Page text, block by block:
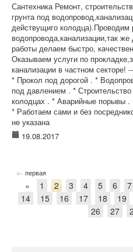
Сантехника Ремонт,
грунта под
действущиго колодца).Проводим
водопровода,канализации,так
работы делаем быстро,
Оказываем услуги по
канализации в частном секторе!
* Прокол под дорогой . *
под давлением . *
колодцах . * Аварийные порывы .
* Работаем сами и без
не указана
19.08.2017
← первая
« 1 2 3 4 5 6 7
14
15 16 17 18 19
26
27